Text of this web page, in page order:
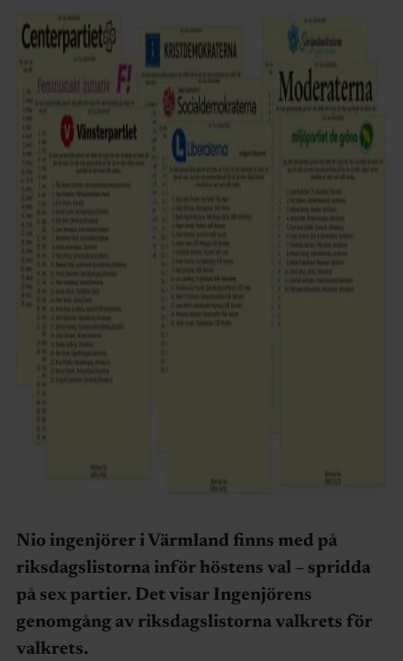
Nio ingenjörer i Värmland finns med på
riksdagslistorna inför höstens val – spridda
på sex partier. Det visar Ingenjörens
genomgång av riksdagslistorna valkrets för
valkrets.